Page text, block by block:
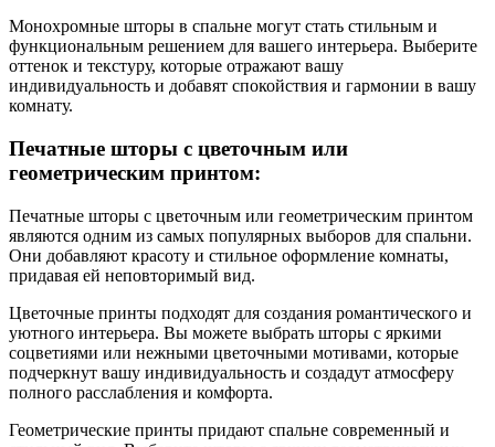
Монохромные шторы в спальне могут стать стильным и
функциональным решением для вашего интерьера. Выберите
оттенок и текстуру, которые отражают вашу
индивидуальность и добавят спокойствия и гармонии в вашу
комнату.
Печатные шторы с цветочным или
геометрическим принтом:
Печатные шторы с цветочным или геометрическим принтом
являются одним из самых популярных выборов для спальни.
Они добавляют красоту и стильное оформление комнаты,
придавая ей неповторимый вид.
Цветочные принты подходят для создания романтического и
уютного интерьера. Вы можете выбрать шторы с яркими
соцветиями или нежными цветочными мотивами, которые
подчеркнут вашу индивидуальность и создадут атмосферу
полного расслабления и комфорта.
Геометрические принты придают спальне современный и